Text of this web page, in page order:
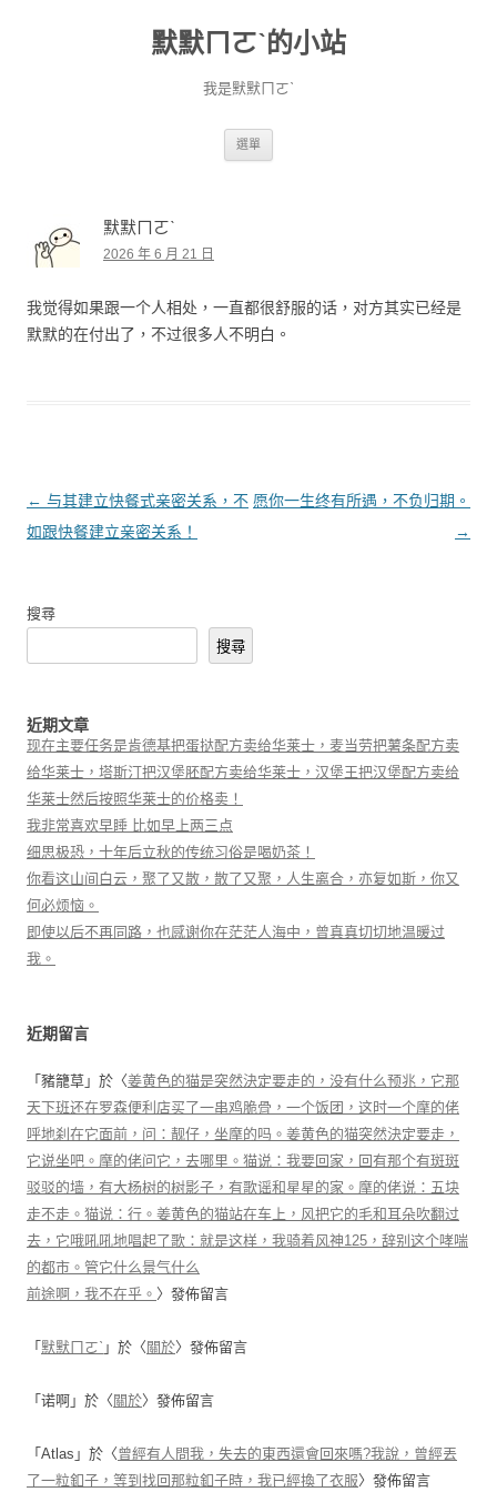
默默ㄇㄛˋ的小站
我是默默ㄇㄛˋ
選單
默默ㄇㄛˋ
2026 年 6 月 21 日
我觉得如果跟一个人相处，一直都很舒服的话，对方其实已经是
默默的在付出了，不过很多人不明白。
文章導覽
← 与其建立快餐式亲密关系，不
如跟快餐建立亲密关系！
愿你一生终有所遇，不负归期。
→
搜尋
搜尋
近期文章
现在主要任务是肯德基把蛋挞配方卖给华莱士，麦当劳把薯条配方卖
给华莱士，塔斯汀把汉堡胚配方卖给华莱士，汉堡王把汉堡配方卖给
华莱士然后按照华莱士的价格卖！
我非常喜欢早睡 比如早上两三点
细思极恐，十年后立秋的传统习俗是喝奶茶！
你看这山间白云，聚了又散，散了又聚，人生离合，亦复如斯，你又
何必烦恼。
即使以后不再同路，也感谢你在茫茫人海中，曾真真切切地温暖过
我。
近期留言
「 豬籠草 」於〈姜黄色的猫是突然決定要走的，没有什么预兆，它那
天下班还在罗森便利店买了一串鸡脆骨，一个饭团，这时一个摩的佬
呼地刹在它面前，问：靓仔，坐摩的吗。姜黄色的猫突然決定要走，
它说坐吧。摩的佬问它，去哪里。猫说：我要回家，回有那个有斑斑
驳驳的墙，有大杨树的树影子，有歌谣和星星的家。摩的佬说：五块
走不走。猫说：行。姜黄色的猫站在车上，风把它的毛和耳朵吹翻过
去，它哦吼吼地唱起了歌：就是这样，我骑着风神125，辞别这个哮喘
的都市。管它什么景气什么
前途啊，我不在乎。 〉發佈留言
「 默默ㄇㄛˋ 」於〈 關於〉發佈留言
「 诺啊 」於〈 關於〉發佈留言
「 Atlas 」於〈曾經有人問我，失去的東西還會回來嗎?我說，曾經丟
了一粒釦子，等到找回那粒釦子時，我已經換了衣服〉發佈留言